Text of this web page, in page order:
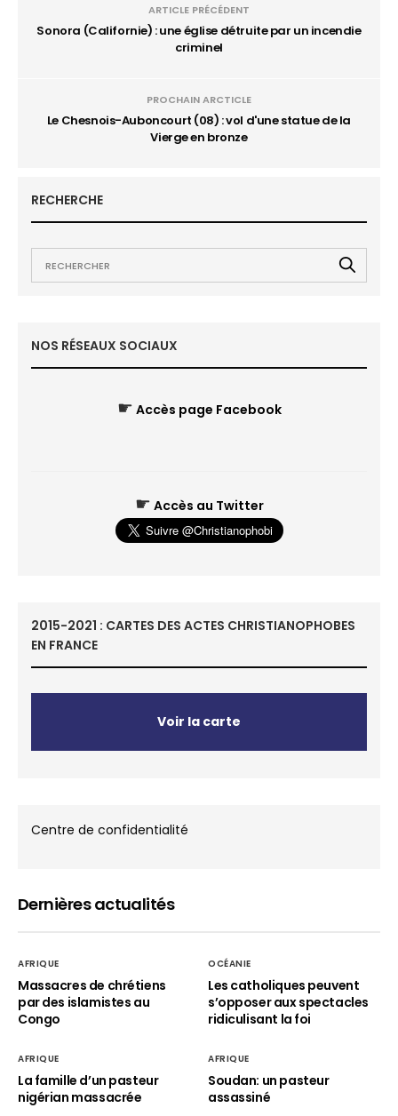
ARTICLE PRÉCÉDENT
Sonora (Californie) : une église détruite par un incendie
criminel
PROCHAIN ARCTICLE
Le Chesnois-Auboncourt (08) : vol d'une statue de la
Vierge en bronze
RECHERCHE
NOS RÉSEAUX SOCIAUX
☛ Accès page Facebook
☛ Accès au Twitter
2015-2021 : CARTES DES ACTES CHRISTIANOPHOBES
EN FRANCE
Voir la carte
Centre de confidentialité
Dernières actualités
AFRIQUE
Massacres de chrétiens
par des islamistes au
Congo
OCÉANIE
Les catholiques peuvent
s’opposer aux spectacles
ridiculisant la foi
AFRIQUE
La famille d’un pasteur
nigérian massacrée
AFRIQUE
Soudan: un pasteur
assassiné